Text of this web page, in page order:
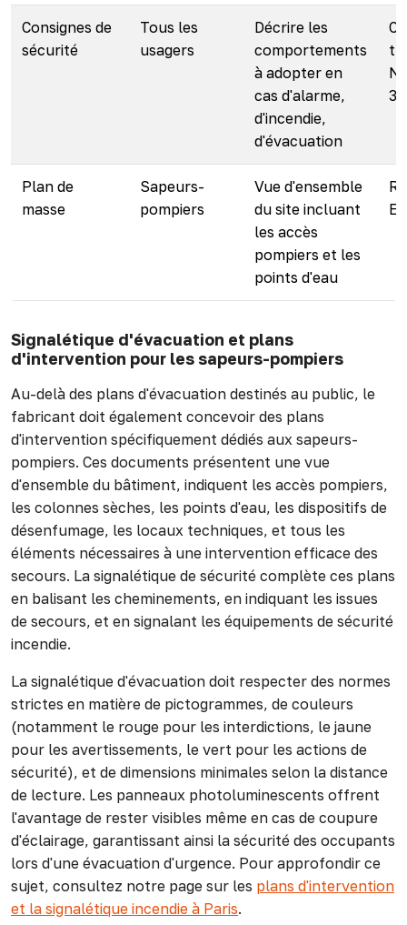
Consignes de
sécurité
Tous les
usagers
Décrire les
comportements
à adopter en
cas d'alarme,
d'incendie,
d'évacuation
Plan de
masse
Sapeurs-
pompiers
Vue d'ensemble
du site incluant
les accès
pompiers et les
points d'eau
Signalétique d'évacuation et plans
d'intervention pour les sapeurs-pompiers
Au-delà des plans d'évacuation destinés au public, le
fabricant doit également concevoir des plans
d'intervention spécifiquement dédiés aux sapeurs-
pompiers. Ces documents présentent une vue
d'ensemble du bâtiment, indiquent les accès pompiers,
les colonnes sèches, les points d'eau, les dispositifs de
désenfumage, les locaux techniques, et tous les
éléments nécessaires à une intervention efficace des
secours. La signalétique de sécurité complète ces plans
en balisant les cheminements, en indiquant les issues
de secours, et en signalant les équipements de sécurité
incendie.
La signalétique d'évacuation doit respecter des normes
strictes en matière de pictogrammes, de couleurs
(notamment le rouge pour les interdictions, le jaune
pour les avertissements, le vert pour les actions de
sécurité), et de dimensions minimales selon la distance
de lecture. Les panneaux photoluminescents offrent
l'avantage de rester visibles même en cas de coupure
d'éclairage, garantissant ainsi la sécurité des occupants
lors d'une évacuation d'urgence. Pour approfondir ce
sujet, consultez notre page sur les plans d'intervention
et la signalétique incendie à Paris.